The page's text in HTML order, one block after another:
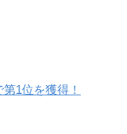
1位を獲得！